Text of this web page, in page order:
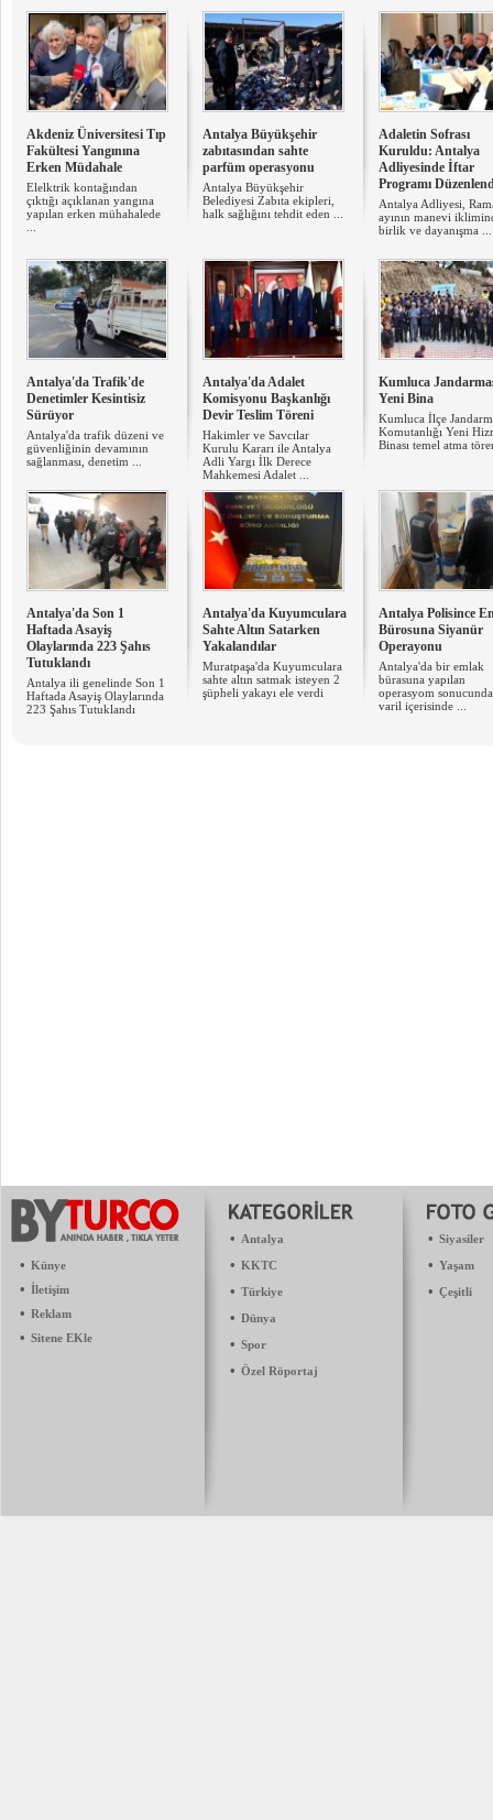
Akdeniz Üniversitesi Tıp
Fakültesi Yangınına
Erken Müdahale
Elelktrik kontağından
çıktığı açıklanan yangına
yapılan erken mühahalede
Antalya Büyükşehir
zabıtasından sahte
parfüm operasyonu
Antalya Büyükşehir
Belediyesi Zabıta ekipleri,
halk sağlığını tehdit eden ...
Adaletin Sofrası
Kuruldu: Antalya
Adliyesinde İftar
Programı
Antalya Adliyesi,
ayının manevi
birlik ve dayanışma ...
Antalya'da Trafik'de
Denetimler Kesintisiz
Sürüyor
Antalya'da trafik düzeni ve
güvenliğinin devamının
sağlanması, denetim ...
Antalya'da Adalet
Komisyonu Başkanlığı
Devir Teslim Töreni
Hakimler ve Savcılar
Kurulu Kararı ile Antalya
Adli Yargı İlk Derece
Mahkemesi Adalet ...
Kumluca
Yeni Bina
Kumluca İlçe
Komutanlığı Yeni
Binası temel atma
Antalya'da Son 1
Haftada Asayiş
Olaylarında 223 Şahıs
Tutuklandı
Antalya ili genelinde Son 1
Haftada Asayiş Olaylarında
223 Şahıs Tutuklandı
Antalya'da Kuyumculara
Sahte Altın Satarken
Yakalandılar
Muratpaşa'da Kuyumculara
sahte altın satmak isteyen 2
şüpheli yakayı ele verdi
Antalya Polisince
Bürosuna Siyanür
Operayonu
Antalya'da bir emlak
bürasuna yapılan
operasyom
varil içerisinde ...
• Künye
• İletişim
• Reklam
• Sitene EKle
• Antalya
• KKTC
• Türkiye
• Dünya
• Spor
• Özel Röportaj
• Siyasiler
• Yaşam
• Çeşitli